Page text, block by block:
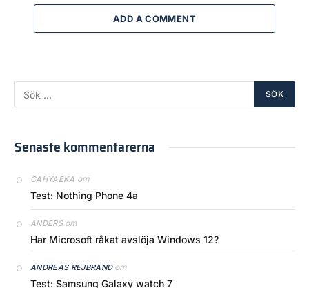
ADD A COMMENT
Senaste kommentarerna
CAHYAEKA om
Test: Nothing Phone 4a
ANDERSom
Har Microsoft råkat avslöja Windows 12?
ANDREAS REJBRANDom
Test: Samsung Galaxy watch 7